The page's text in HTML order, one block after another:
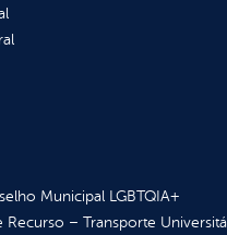
Municipal LGBTQIA+
Recurso – Transporte